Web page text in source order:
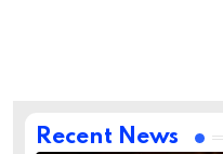
Recent News